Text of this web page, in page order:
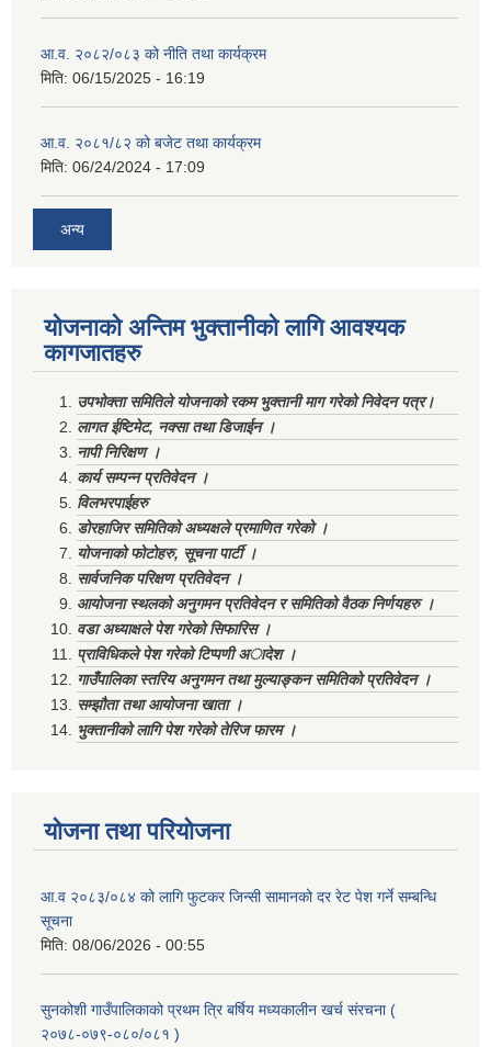
आ.व. २०८२/०८३ को नीति तथा कार्यक्रम
मिति: 06/15/2025 - 16:19
आ.व. २०८१/८२ को बजेट तथा कार्यक्रम
मिति: 06/24/2024 - 17:09
अन्य
योजनाको अन्तिम भुक्तानीको लागि आवश्यक
कागजातहरु
उपभोक्ता समितिले योजनाको रकम भुक्तानी माग गरेको निवेदन पत्र।
लागत ईष्टिमेट, नक्सा तथा डिजाईन ।
नापी निरिक्षण ।
कार्य सम्पन्न प्रतिवेदन ।
विलभरपाईहरु
डोरहाजिर समितिको अध्यक्षले प्रमाणित गरेको ।
योजनाको फोटोहरु, सूचना पार्टी ।
सार्वजनिक परिक्षण प्रतिवेदन ।
आयोजना स्थलको अनुगमन प्रतिवेदन र समितिको वैठक निर्णयहरु ।
वडा अध्याक्षले पेश गरेको सिफारिस ।
प्राविधिकले पेश गरेको टिप्पणी अादेश ।
गाउँपालिका स्तरिय अनुगमन तथा मुल्याङ्कन समितिको प्रतिवेदन ।
सम्झौता तथा आयोजना खाता ।
भुक्तानीको लागि पेश गरेको तेरिज फारम ।
योजना तथा परियोजना
आ.व २०८३/०८४ को लागि फुटकर जिन्सी सामानको दर रेट पेश गर्ने सम्बन्धि
सूचना
मिति: 08/06/2026 - 00:55
सुनकोशी गाउँपालिकाको प्रथम त्रि बर्षिय मध्यकालीन खर्च संरचना (
२०७८-०७९-०८०/०८१ )